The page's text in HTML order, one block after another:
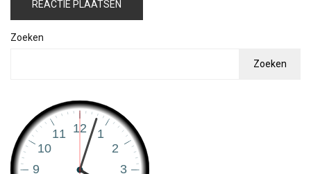
Zoeken
Zoeken